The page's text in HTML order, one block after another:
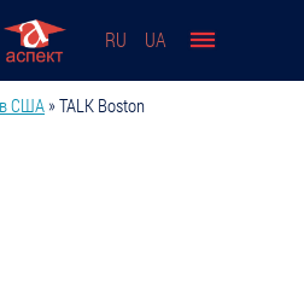
RU UA
США »TALK Boston